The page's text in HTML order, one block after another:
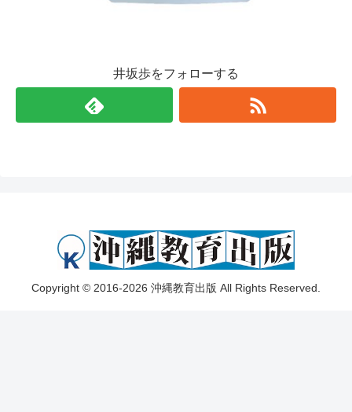
井坂歩をフォローする
Copyright © 2016-2026 沖縄教育出版 All Rights Reserved.